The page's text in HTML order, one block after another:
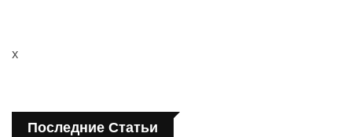
x
Последние Статьи